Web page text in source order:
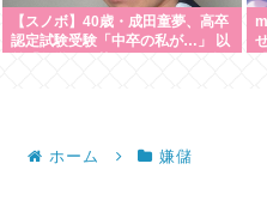
【スノボ】40歳・成田童夢、高卒
認定試験受験「中卒の私が…」 以
ホーム 嫌儲